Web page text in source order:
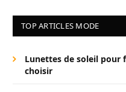
TOP ARTICLES MODE
Lunettes de soleil pour
choisir